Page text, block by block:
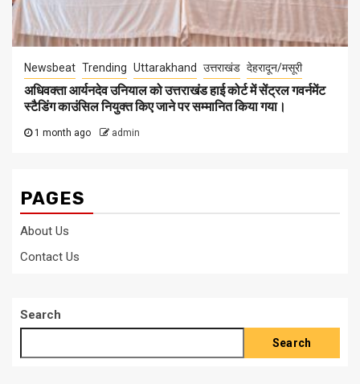
Newsbeat Trending Uttarakhand उत्तराखंड देहरादून/मसूरी
अधिवक्ता आर्यनदेव उनियाल को उत्तराखंड हाई कोर्ट में सेंट्रल गवर्नमेंट
स्टैडिंग काउंसिल नियुक्त किए जाने पर सम्मानित किया गया।
1 month ago admin
PAGES
About Us
Contact Us
Search
Search